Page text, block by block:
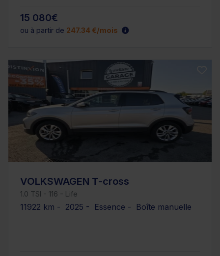
15 080€
ou à partir de 247.34 €/mois
VOLKSWAGEN T-cross
1.0 TSI - 116 - Life
11922 km - 2025 - Essence - Boîte manuelle